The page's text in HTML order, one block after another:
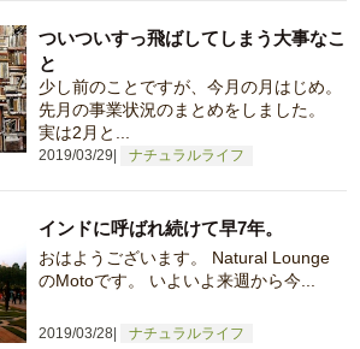
2019/03/29 ナチュラルライフ
ついついすっ飛ばしてしまう大事なこ
と
少し前のことですが、今月の月はじめ。
先月の事業状況のまとめをしました。
実は2月と...
2019/03/28 ナチュラルライフ
インドに呼ばれ続けて早7年。
おはようございます。 Natural Lounge
のMotoです。 いよいよ来週から今...